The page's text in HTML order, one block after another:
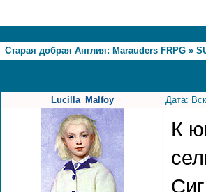
Старая добрая Англия: Marauders FRPG »
Lucilla_Malfoy Дата:
К